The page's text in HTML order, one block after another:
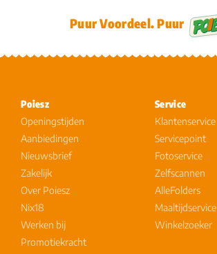
Puur Voordeel. Puur
Poiesz
Openingstijden
Aanbiedingen
Nieuwsbrief
Zakelijk
Over Poiesz
Nix18
Werken bij
Promotiekracht
Service
Klantenservice
Servicepoint
Fotoservice
Zelfscannen
AlleFolders
Maaltijdservice
Winkelzoeker